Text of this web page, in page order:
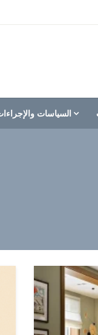
العربي
السياسات